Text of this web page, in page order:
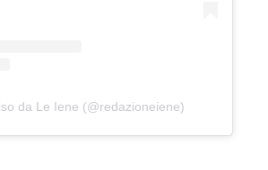
da Le Iene (@redazioneiene)